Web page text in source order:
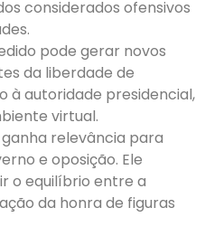
considerados ofensivos
pode gerar novos
da liberdade de
à autoridade presidencial,
virtual.
relevância para
e oposição. Ele
o equilíbrio entre a
da honra de figuras